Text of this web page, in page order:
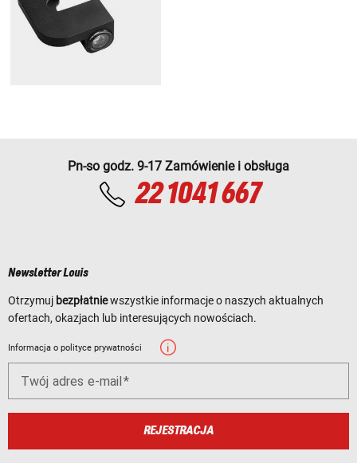
Pn-so godz. 9-17 Zamówienie i obsługa
22 1041 667
Newsletter Louis
Otrzymuj bezpłatniewszystkie informacje o naszych aktualnych
ofertach, okazjach lub interesujących nowościach.
Informacja o polityce prywatności
Twój adres e-mail
REJESTRACJA